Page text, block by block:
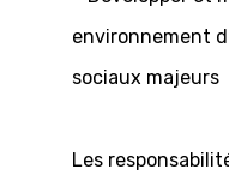
environnement
sociaux majeurs
Les